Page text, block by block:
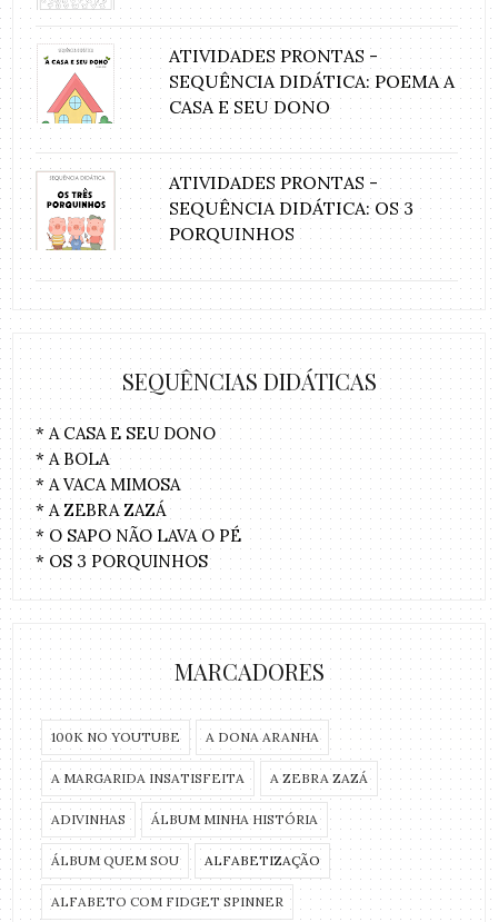
ATIVIDADES PRONTAS -
SEQUÊNCIA DIDÁTICA: POEMA A
CASA E SEU DONO
ATIVIDADES PRONTAS -
SEQUÊNCIA DIDÁTICA: OS 3
PORQUINHOS
SEQUÊNCIAS DIDÁTICAS
* A CASA E SEU DONO
* A BOLA
* A VACA MIMOSA
* A ZEBRA ZAZÁ
* O SAPO NÃO LAVA O PÉ
* OS 3 PORQUINHOS
MARCADORES
100K NO YOUTUBE A DONA ARANHA
A MARGARIDA INSATISFEITA A ZEBRA ZAZÁ
ADIVINHAS ÁLBUM MINHA HISTÓRIA
ÁLBUM QUEM SOU ALFABETIZAÇÃO
ALFABETO COM FIDGET SPINNER